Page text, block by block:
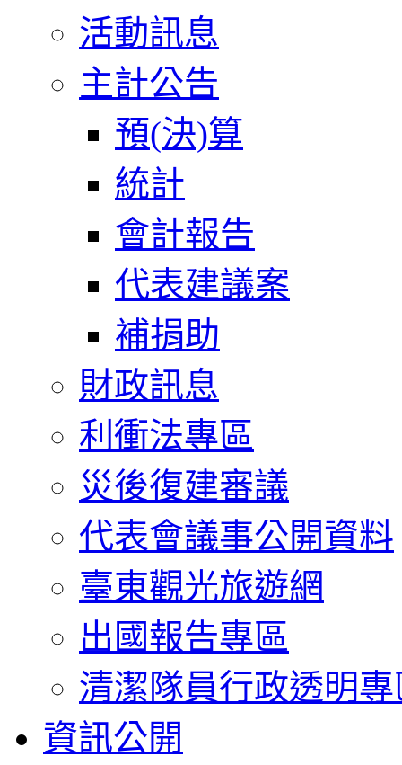
活動訊息
主計公告
預(決)算
統計
會計報告
代表建議案
補捐助
財政訊息
利衝法專區
災後復建審議
代表會議事公開資料
臺東觀光旅遊網
出國報告專區
清潔隊員行政透明專
資訊公開